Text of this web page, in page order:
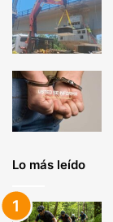
Lo más leído